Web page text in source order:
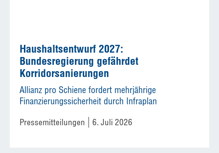
Haushaltsentwurf 2027:
Bundesregierung gefährdet
Korridorsanierungen
Allianz pro Schiene fordert mehrjährige
Finanzierungssicherheit durch Infraplan
Pressemitteilungen 6. Juli 2026